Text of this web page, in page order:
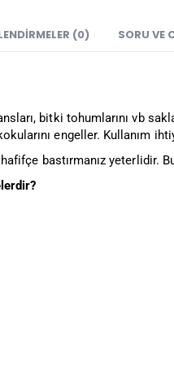
(0) SORU VE
bitki tohumlarını vb
engeller. Kullanım
bastırmanız yeterlidir.